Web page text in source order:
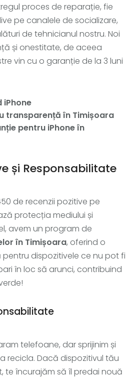
proces de reparație, fie
pe canalele de socializare,
de tehnicianul nostru. Noi
și onestitate, de aceea
vin cu o garanție de la 3 luni
iPhone
transparență în Timișoara
pentru iPhone în
și Responsabilitate
de recenzii pozitive pe
protecția mediului și
avem un program de
în Timișoara, oferind o
dispozitivele ce nu pot fi
în loc să arunci, contribuind
telefoane, dar sprijinim și
recicla. Dacă dispozitivul tău
te încurajăm să îl predai nouă